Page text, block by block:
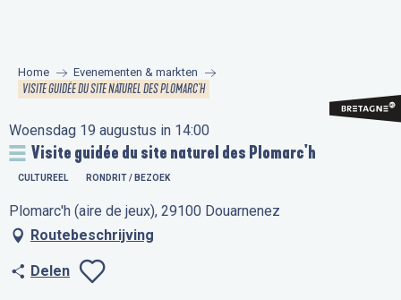
principal
Home Evenementen & markten
VISITE GUIDÉE DU SITE NATUREL DES PLOMARC'H
Woensdag 19 augustus in 14:00
Visite guidée du site naturel des Plomarc'h
CULTUREEL RONDRIT / BEZOEK
Plomarc'h (aire de jeux), 29100 Douarnenez
Routebeschrijving
Delen